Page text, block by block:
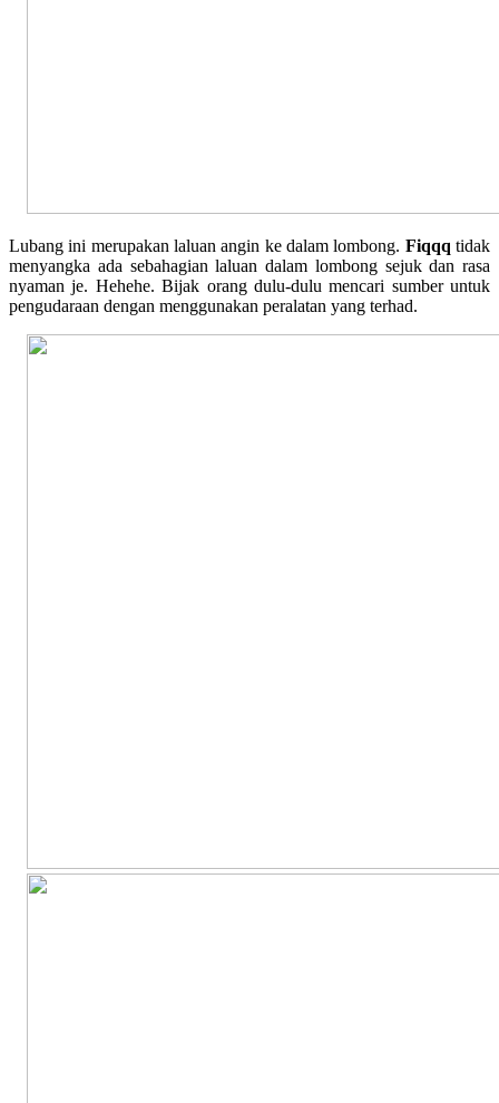
Lubang ini merupakan laluan angin ke dalam lombong. Fiqqq tidak
menyangka ada sebahagian laluan dalam lombong sejuk dan rasa
nyaman je. Hehehe. Bijak orang dulu-dulu mencari sumber untuk
pengudaraan dengan menggunakan peralatan yang terhad.